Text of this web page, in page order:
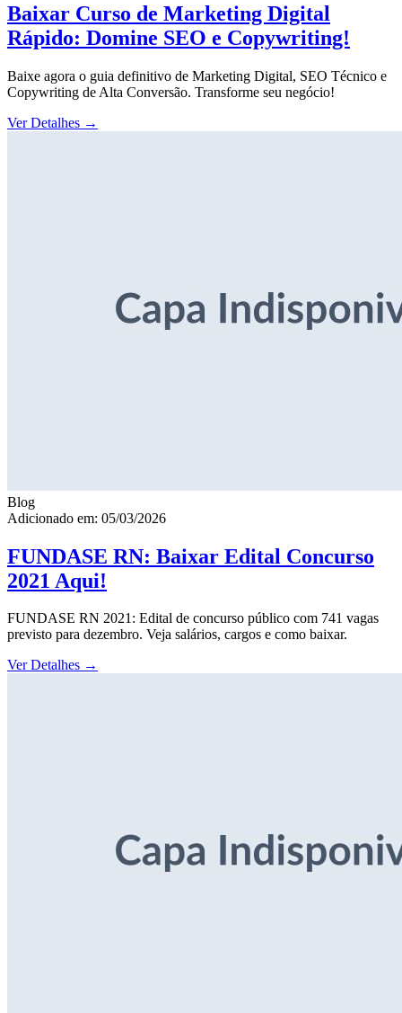
Baixar Curso de Marketing Digital
Rápido: Domine SEO e Copywriting!
Baixe agora o guia definitivo de Marketing Digital, SEO Técnico e
Copywriting de Alta Conversão. Transforme seu negócio!
Ver Detalhes →
Blog
Adicionado em: 05/03/2026
FUNDASE RN: Baixar Edital Concurso
2021 Aqui!
FUNDASE RN 2021: Edital de concurso público com 741 vagas
previsto para dezembro. Veja salários, cargos e como baixar.
Ver Detalhes →